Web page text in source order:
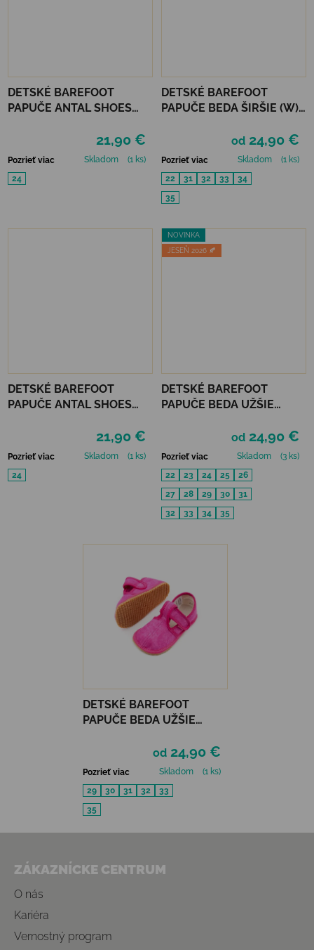
DETSKÉ BAREFOOT
PAPUČE ANTAL SHOES
21,90 €
Pozrieť viac Skladom
(1 ks)
24
DETSKÉ BAREFOOT
PAPUČE BEDA ŠIRŠIE (W)
od 24,90 €
Pozrieť viac Skladom
(1 ks)
22
31 32 33
34
35
DETSKÉ BAREFOOT
PAPUČE ANTAL SHOES
21,90 €
Pozrieť viac Skladom
(1 ks)
24
NOVINKA
JESEŇ 2026 🍂
DETSKÉ BAREFOOT
PAPUČE BEDA UŽŠIE
od 24,90 €
Pozrieť viac Skladom
(3 ks)
22
23 24 25
26
27
28 29 30
31
32
33 34 35
DETSKÉ BAREFOOT
PAPUČE BEDA UŽŠIE
od 24,90 €
Pozrieť viac Skladom
(1 ks)
29
30 31 32
33
35
ZÁKAZNÍCKE CENTRUM
O nás
Kariéra
Vernostný program